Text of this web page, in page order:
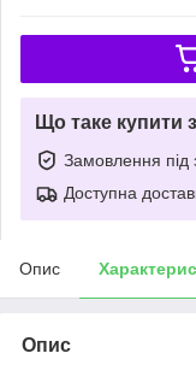
Що таке купити
Замовлення під
Доступна
Опис
Опис